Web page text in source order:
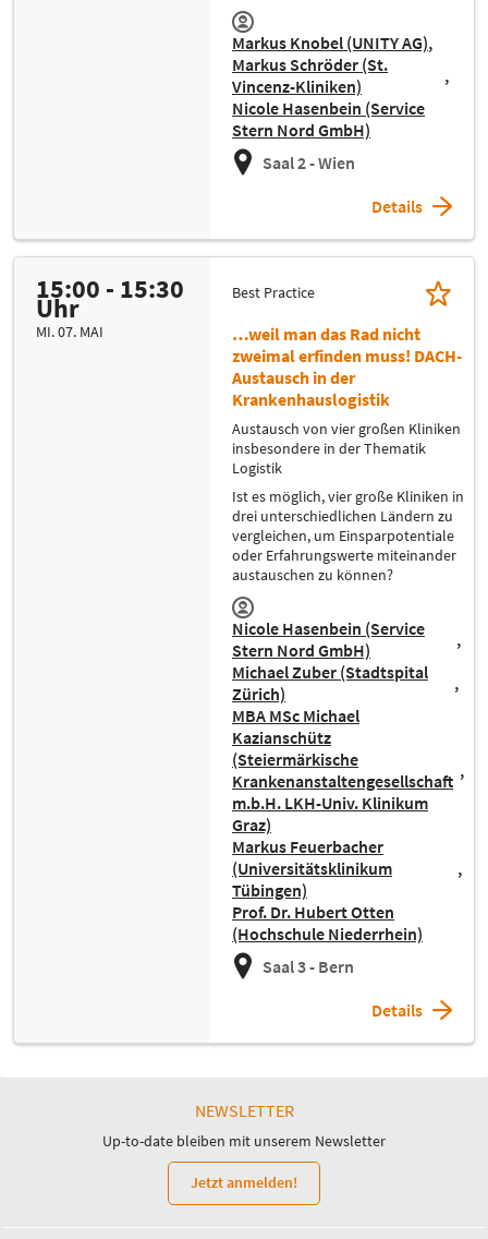
Markus Knobel (UNITY AG)
Markus Schröder (St.
Vincenz-Kliniken)
Nicole Hasenbein (Service
Stern Nord GmbH)
Saal 2 - Wien
Details
15:00 - 15:30
Uhr
MI. 07. MAI
Best Practice
…weil man das Rad nicht
zweimal erfinden muss! DACH-
Austausch in der
Krankenhauslogistik
Austausch von vier großen Kliniken
insbesondere in der Thematik
Logistik
Ist es möglich, vier große Kliniken in
drei unterschiedlichen Ländern zu
vergleichen, um Einsparpotentiale
oder Erfahrungswerte miteinander
austauschen zu können?
Nicole Hasenbein (Service
Stern Nord GmbH)
Michael Zuber (Stadtspital
Zürich)
MBA MSc Michael
Kazianschütz
(Steiermärkische
Krankenanstaltengesellschaft
m.b.H. LKH-Univ. Klinikum
Graz)
Markus Feuerbacher
(Universitätsklinikum
Tübingen)
Prof. Dr. Hubert Otten
(Hochschule Niederrhein)
Saal 3 - Bern
Details
NEWSLETTER
Up-to-date bleiben mit unserem Newsletter
Jetzt anmelden!